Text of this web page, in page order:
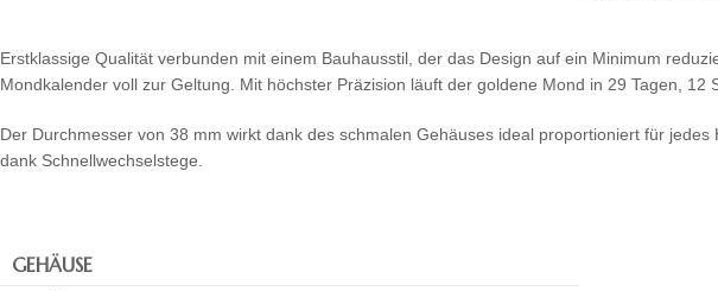
Erstklassige Qualität verbunden mit einem Bauhausstil, der das Design auf ein Minimum
Mondkalender voll zur Geltung. Mit höchster Präzision läuft der goldene Mond in 29 Tagen,
Der Durchmesser von 38 mm wirkt dank des schmalen Gehäuses ideal proportioniert für
dank Schnellwechselstege.
GEHÄUSE